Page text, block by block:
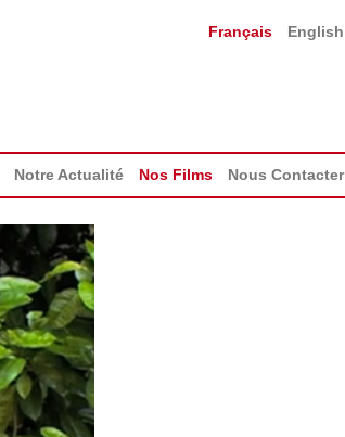
Notre Actualité Nos Films Nous Contacter
Français English